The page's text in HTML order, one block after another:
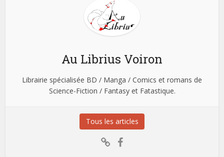
Au Librius Voiron
Librairie spécialisée BD / Manga / Comics et romans de
Science-Fiction / Fantasy et Fatastique.
Tous les articles